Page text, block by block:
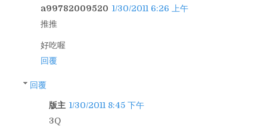
a99782009520 1/30/2011 6:26 上午
推推
好吃喔
回覆
回覆
版主 1/30/2011 8:45 下午
3Q